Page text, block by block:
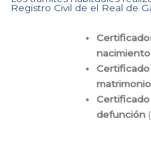
Registro Civil de el Real de
nacimiento
matrimonio
defunción (